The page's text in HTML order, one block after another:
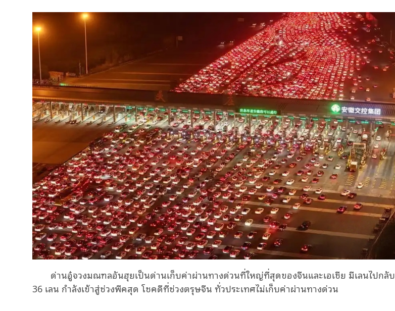
ด่านอู๋จวงมณฑลอันฮุยเป็นด่านเก็บค่าผ่านทางด่วนที่ใหญ่ที่สุดของจีนและเอเชีย มีเลนไปกลับ
36 เลน กำลังเข้าสู่ช่วงพีคสุด โชคดีที่ช่วงตรุษจีน ทั่วประเทศไม่เก็บค่าผ่านทางด่วน